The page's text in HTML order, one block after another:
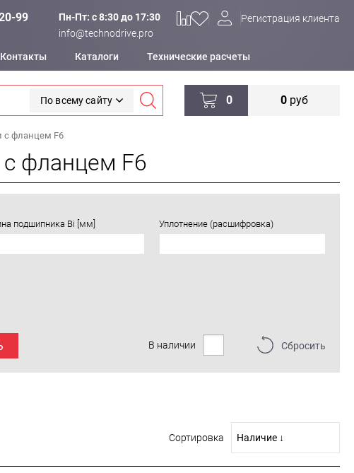
99
Пн-Пт: c 8:30 до 17:30
info@technodrive.pro
Регистрация клиента
Контакты Каталоги Технические расчеты
По всему сайту 0 0руб
фланцем F6
фланцем F6
подшипника Bi [мм] Уплотнение (расшифровка)
В наличии Сбросить
Сортировка